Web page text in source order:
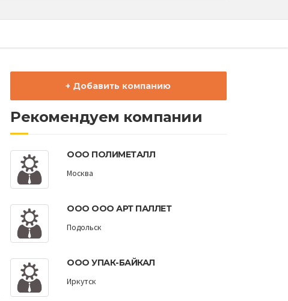
+ Добавить компанию
Рекомендуем компании
ООО ПОЛИМЕТАЛЛ
Москва
ООО ООО АРТ ПАЛЛЕТ
Подольск
ООО УПАК-БАЙКАЛ
Иркутск